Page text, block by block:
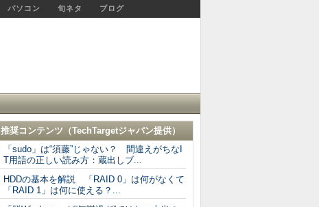
パソコン 旬ネタ ブログ
推奨コンテンツ（TechTargetジャパン提供）
「sudo」は“須藤”じゃない？ 間違えがちなI
T用語の正しい読み方：蔵出しブ...
HDDの基本を解説 「RAID 0」は何がなくて
「RAID 1」は何に使える？...